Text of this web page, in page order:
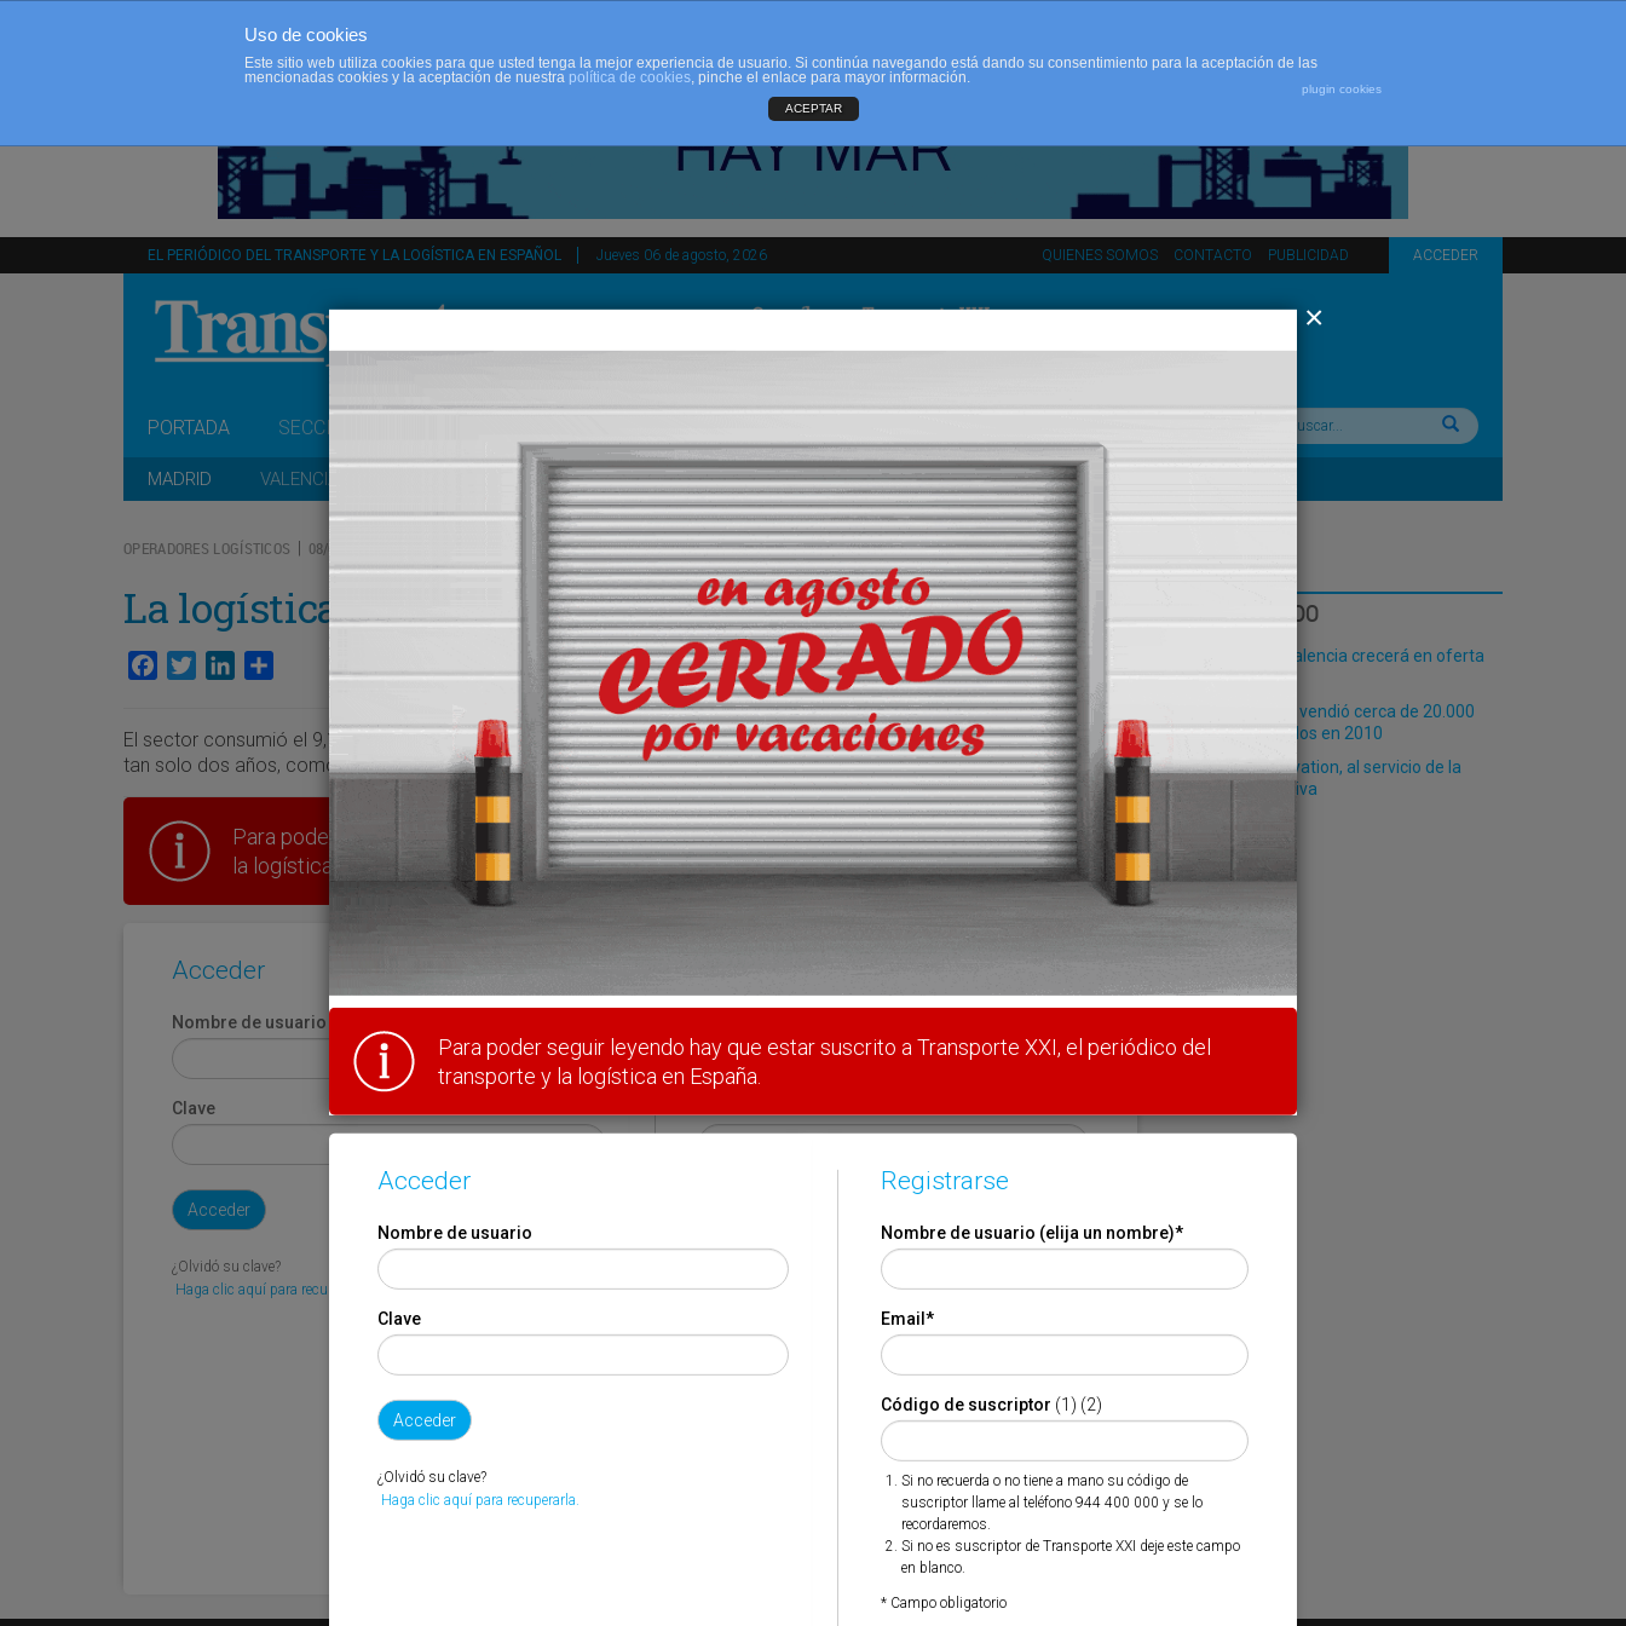
QUIENES SOMOS CONTACTO PUBLICIDAD ACCEDER
EL PERIÓDICO DEL TRANSPORTE Y LA LOGÍSTICA EN ESPAÑOL Jueves 06 de agosto, 2026
PORTADA SECCIONES
MADRID VALENCIA ANDALUCÍA PAÍS VASCO ESPAÑA INTERNACIONAL
OPERADORES LOGÍSTICOS 08/06/2026
La logística acrecienta el uso de cartón
Facebook
TwitterLinkedIn
El sector consumió el 9,14% de todo el producto comercializado en España en 2025, duplicando el porcentaje de hace
tan solo dos años, como consecuencia del empuje del comercio electrónico.
Para poder seguir leyendo hay que estar suscrito a Transporte XXI, el periódico del transporte y
la logística en España.
Acceder
Nombre de usuario
Clave
¿Olvidó su clave?
Haga clic aquí para recuperarla.
(1) (2)
Si no recuerda o no tiene a mano su código de suscriptor
llame al teléfono 944 400 000 y se lo recordaremos.
Si no es suscriptor de Transporte XXI deje este campo en
Por favor indique que ha leído y está de acuerdo con las
LO MÁS LEÍDO
El Puerto de Valencia crecerá en oferta
ro-pax
MAN TopUsed vendió cerca de 20.000
vehículos usados en 2010
BCN Port Innovation, al servicio de la
mejora operativa
Uso de cookies
Este sitio web utiliza cookies para que usted tenga la mejor experiencia de usuario. Si continúa navegando está dando su consentimiento para la aceptación de las
mencionadas cookies y la aceptación de nuestra política de cookies, pinche el enlace para mayor información.
plugin cookies
ACEPTAR
Para poder seguir leyendo hay que estar suscrito a Transporte XXI, el periódico del
transporte y la logística en España.
Acceder
Nombre de usuario
Clave
¿Olvidó su clave?
Haga clic aquí para recuperarla.
Registrarse
Nombre de usuario (elija un nombre)*
Email *
Código de suscriptor (1) (2)
Si no recuerda o no tiene a mano su código de
suscriptor llame al teléfono 944 400 000 y se lo
recordaremos.
Si no es suscriptor de Transporte XXI deje este campo
en blanco.
* Campo obligatorio